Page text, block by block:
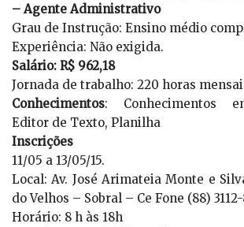
– Agente Administrativo
Grau de Instrução: Ensino médio
Experiência: Não exigida.
Salário: R$ 962,18
Jornada de trabalho: 220 horas
Conhecimentos: Conhecimentos
Editor de Texto, Planilha
Inscrições
11/05 a 13/05/15.
Local: Av. José Arimateia Monte e
do Velhos – Sobral – Ce Fone (88)
Horário: 8 h às 18h